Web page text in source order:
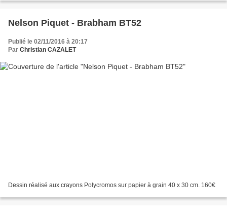
Nelson Piquet - Brabham BT52
Publié le 02/11/2016 à 20:17
Par Christian CAZALET
Dessin réalisé aux crayons Polycromos sur papier à grain 40 x 30 cm. 160€